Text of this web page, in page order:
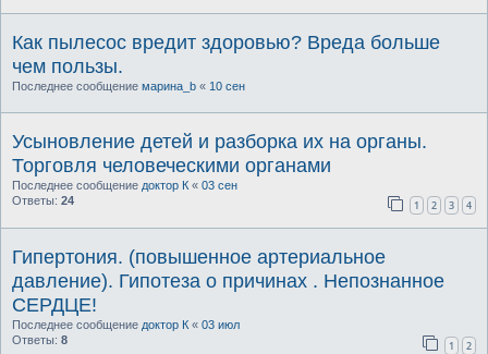
Как пылесос вредит здоровью? Вреда больше
чем пользы.
Последнее сообщение марина_b « 10 сен
Усыновление детей и разборка их на органы.
Торговля человеческими органами
Последнее сообщение доктор К « 03 сен
Ответы: 24 1 2 3 4
Гипертония. (повышенное артериальное
давление). Гипотеза о причинах . Непознанное
СЕРДЦЕ!
Последнее сообщение доктор К « 03 июл
Ответы: 8 1 2